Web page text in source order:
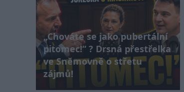
ZIMNÍ NOČNÍ
čelí plynové
kdy Evropská
„Chováte se jako pubertální
pitomec!“ ? Drsná přestřelka
ve Sněmovně o střetu
zájmů!